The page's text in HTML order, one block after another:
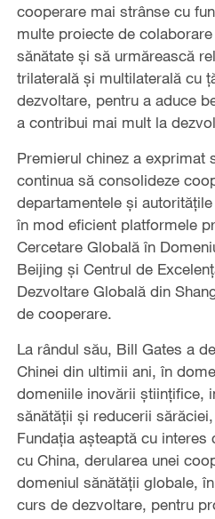
cooperare mai strânse cu
multe proiecte de
sănătate și să urmărească
trilaterală și multilaterală cu
dezvoltare, pentru a aduce
a contribui mai mult la
Premierul chinez a exprimat
continua să consolideze
departamentele și
în mod eficient platformele
Cercetare Globală în
Beijing și Centrul de
Dezvoltare Globală din
de cooperare.
La rândul său, Bill Gates a
Chinei din ultimii ani, în
domeniile inovării științifice,
sănătății și reducerii
Fundația așteaptă cu
cu China, derularea unei
domeniul sănătății globale,
curs de dezvoltare, pentru